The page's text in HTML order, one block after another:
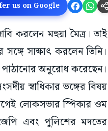
us on Google
করলেন মহুয়া মৈত্র। তাই
সাক্ষাৎ করলেন তিনি।
অনুরোধ করেছেন।
স্বাধিকার ভঙ্গের বিষয়
লোকসভার স্পিকার ওম
এবং পুলিশের মদতের